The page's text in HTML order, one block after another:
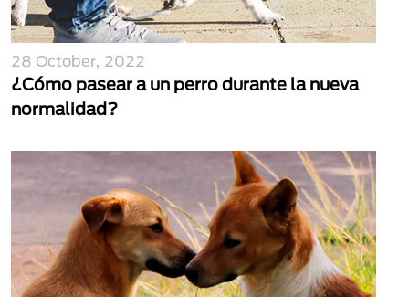
28 October, 2022
¿Cómo pasear a un perro durante la nueva
normalidad?